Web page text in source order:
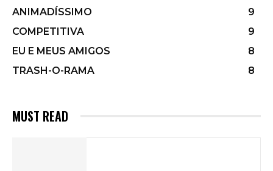
ANIMADÍSSIMO
9
COMPETITIVA
9
EU E MEUS AMIGOS
8
TRASH-O-RAMA
8
MUST READ